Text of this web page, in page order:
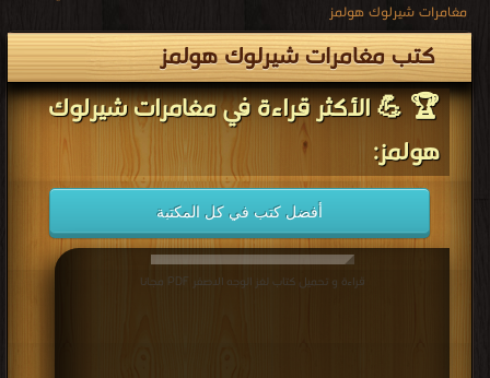
مغامرات شيرلوك هولمز
كتب مغامرات شيرلوك هولمز
🏆 💪 الأكثر قراءة في مغامرات شيرلوك
هولمز:
أفضل كتب في كل المكتبة
قراءة و تحميل كتاب لغز الوجه الاصفر PDF مجانا